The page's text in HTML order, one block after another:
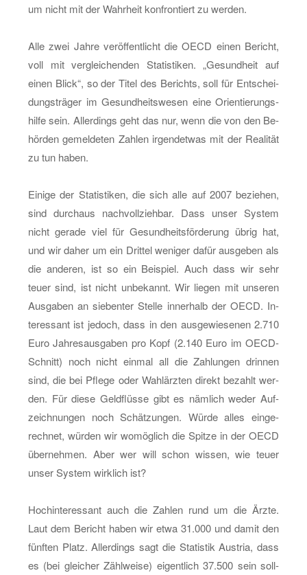
um nicht mit der Wahr­heit kon­fron­tiert zu wer­den.
Alle zwei Jahre ver­öf­fent­licht die OECD einen Be­richt,
voll mit ver­glei­chen­den Sta­tis­ti­ken. „Ge­sund­heit auf
einen Blick“, so der Titel des Be­richts, soll für Ent­schei­
dungs­trä­ger im Ge­sund­heits­we­sen eine Ori­en­tie­rungs­
hil­fe sein. Al­ler­dings geht das nur, wenn die von den Be­
hör­den ge­mel­de­ten Zah­len ir­gend­et­was mit der Rea­li­tät
zu tun haben.
Ei­ni­ge der Sta­tis­ti­ken, die sich alle auf 2007 be­zie­hen,
sind durch­aus nach­voll­zieh­bar. Dass unser Sys­tem
nicht ge­ra­de viel für Ge­sund­heits­för­de­rung übrig hat,
und wir daher um ein Drit­tel we­ni­ger dafür aus­ge­ben als
die an­de­ren, ist so ein Bei­spiel. Auch dass wir sehr
teuer sind, ist nicht un­be­kannt. Wir lie­gen mit un­se­ren
Aus­ga­ben an sie­ben­ter Stel­le in­ner­halb der OECD. In­
ter­es­sant ist je­doch, dass in den aus­ge­wie­se­nen 2.710
Euro Jah­res­aus­ga­ben pro Kopf (2.140 Euro im OECD-
Schnitt) noch nicht ein­mal all die Zah­lun­gen drin­nen
sind, die bei Pfle­ge oder Wahl­ärz­ten di­rekt be­zahlt wer­
den. Für diese Geld­flüs­se gibt es näm­lich weder Auf­
zeich­nun­gen noch Schät­zun­gen. Würde alles ein­ge­
rech­net, wür­den wir wo­mög­lich die Spit­ze in der OECD
über­neh­men. Aber wer will schon wis­sen, wie teuer
unser Sys­tem wirk­lich ist?
Hoch­in­ter­es­sant auch die Zah­len rund um die Ärzte.
Laut dem Be­richt haben wir etwa 31.000 und damit den
fünf­ten Platz. Al­ler­dings sagt die Sta­tis­tik Aus­tria, dass
es (bei glei­cher Zähl­wei­se) ei­gent­lich 37.500 sein soll­